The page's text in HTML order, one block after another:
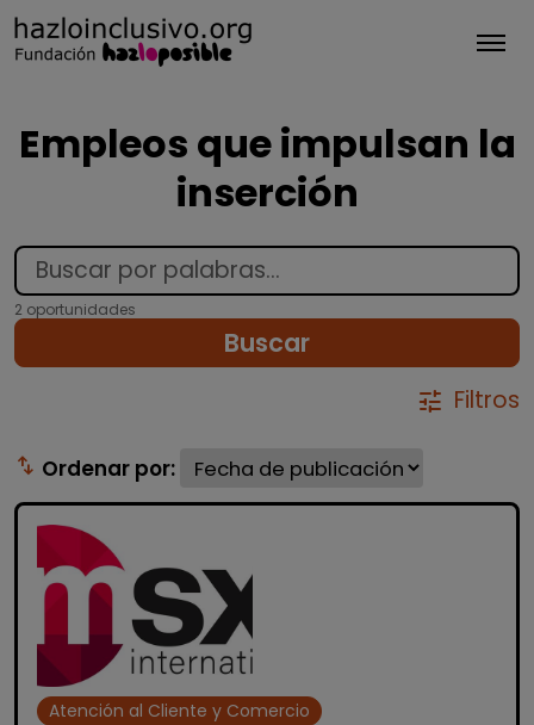
Empleos que impulsan la
inserción
2 oportunidades
Buscar
tune Filtros
swap_vert Ordenar por:
Atención al Cliente y Comercio